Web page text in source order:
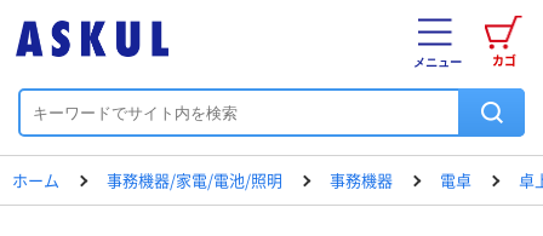
カゴ
メニュー
ホーム 事務機器/家電/電池/照明 事務機器 電卓 卓